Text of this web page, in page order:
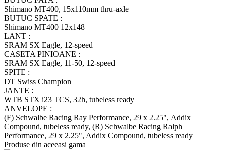
Shimano MT400, 15x110mm thru-axle
BUTUC SPATE :
Shimano MT400 12x148
LANT :
SRAM SX Eagle, 12-speed
CASETA PINIOANE :
SRAM SX Eagle, 11-50, 12-speed
SPITE :
DT Swiss Champion
JANTE :
WTB STX i23 TCS, 32h, tubeless ready
ANVELOPE :
(F) Schwalbe Racing Ray Performance, 29 x 2.25", Addix
Compound, tubeless ready, (R) Schwalbe Racing Ralph
Performance, 29 x 2.25", Addix Compound, tubeless ready
Produse din aceeasi gama